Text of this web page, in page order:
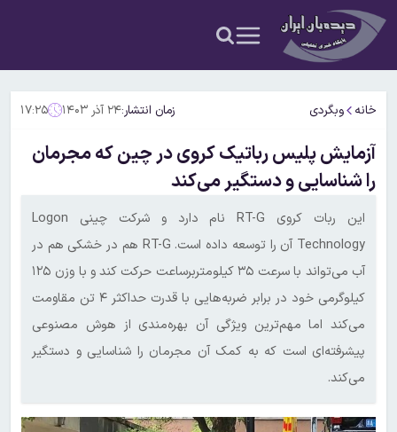
خانه وبگردی زمان انتشار:۲۴ آذر ۱۴۰۳ ۱۷:۲۵
آزمایش پلیس رباتیک کروی در چین که مجرمان
را شناسایی و دستگیر می‌کند
این ربات کروی RT-G نام دارد و شرکت چینی Logon
Technology آن را توسعه داده است. RT-G هم در خشکی هم در
آب می‌تواند با سرعت ۳۵ کیلومتربرساعت حرکت کند و با وزن ۱۲۵
کیلوگرمی خود در برابر ضربه‌هایی با قدرت حداکثر ۴ تن مقاومت
می‌کند اما مهم‌ترین ویژگی آن بهره‌مندی از هوش مصنوعی
پیشرفته‌ای است که به کمک آن مجرمان را شناسایی و دستگیر
می‌کند.